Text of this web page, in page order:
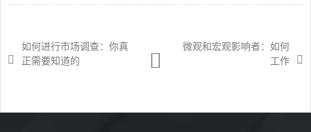
如何进行市场调查：你真
正需要知道的
微观和宏观影响者：如何
工作